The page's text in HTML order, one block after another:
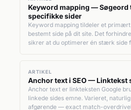
Keyword mapping —
specifikke sider
Keyword mapping tildeler et primært
bestemt side på dit site. Det
sikrer at du optimerer én stærk side
ARTIKEL
Anchor text i SEO — Linktekst
Anchor text er linkteksten Google
linkede sides emne. Varieret,
afgørende — exact match-